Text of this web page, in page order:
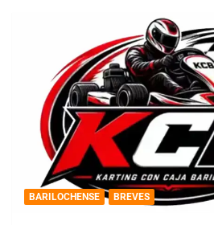
BARILOCHENSE BREVES